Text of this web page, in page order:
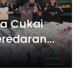
Cukai